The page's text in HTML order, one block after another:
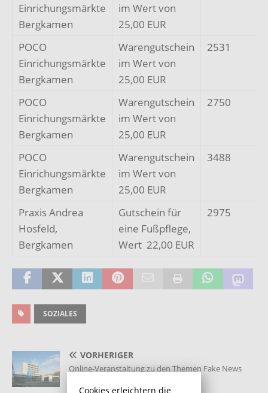
Einrichungsmärkte
Bergkamen
im Wert von
25,00 EUR
POCO
Einrichungsmärkte
Bergkamen
Warengutschein
im Wert von
25,00 EUR
2531
POCO
Einrichungsmärkte
Bergkamen
Warengutschein
im Wert von
25,00 EUR
2750
POCO
Einrichungsmärkte
Bergkamen
Warengutschein
im Wert von
25,00 EUR
3488
Praxis Andrea
Hosfeld,
Bergkamen
Gutschein für
eine Fußpflege,
Wert 22,00 EUR
2975
SOZIALES
VORHERIGER
Online-Veranstaltung zu den Themen Fake News
Cookies erleichtern die